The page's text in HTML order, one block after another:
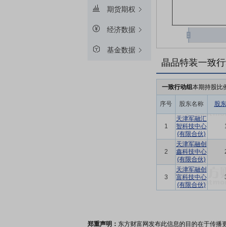
期货期权
经济数据
基金数据
晶品特装一致行
一致行动组本期持股比
序号 股东名称 股
1
天津军融汇
智科技中心
(有限合伙)
2
天津军融创
鑫科技中心
(有限合伙)
3
天津军融创
富科技中心
(有限合伙)
郑重声明： 东方财富网发布此信息的目的在于传播